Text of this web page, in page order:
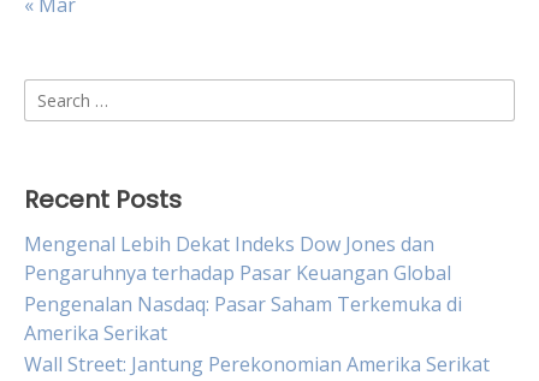
Search
for:
Recent Posts
Mengenal Lebih Dekat Indeks Dow Jones dan
Pengaruhnya terhadap Pasar Keuangan Global
Pengenalan Nasdaq: Pasar Saham Terkemuka di
Amerika Serikat
Wall Street: Jantung Perekonomian Amerika Serikat